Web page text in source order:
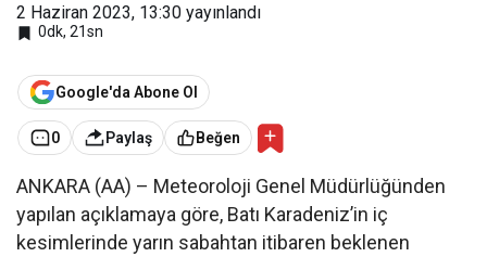
2 Haziran 2023, 13:30 yayınlandı
0dk, 21sn
Google'da Abone Ol
0 Paylaş Beğen
ANKARA (AA) – Meteoroloji Genel Müdürlüğünden
yapılan açıklamaya göre, Batı Karadeniz’in iç
kesimlerinde yarın sabahtan itibaren beklenen